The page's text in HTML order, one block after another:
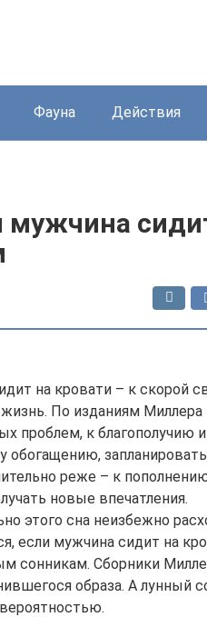
Фауна Действия
мужчина
на кровати – к скорой
По изданиям
проблем, к благополучию
обогащению,
реже – к
новые впечатления.
этого сна неизбежно
если мужчина сидит на
Сборники
образа. А лунный